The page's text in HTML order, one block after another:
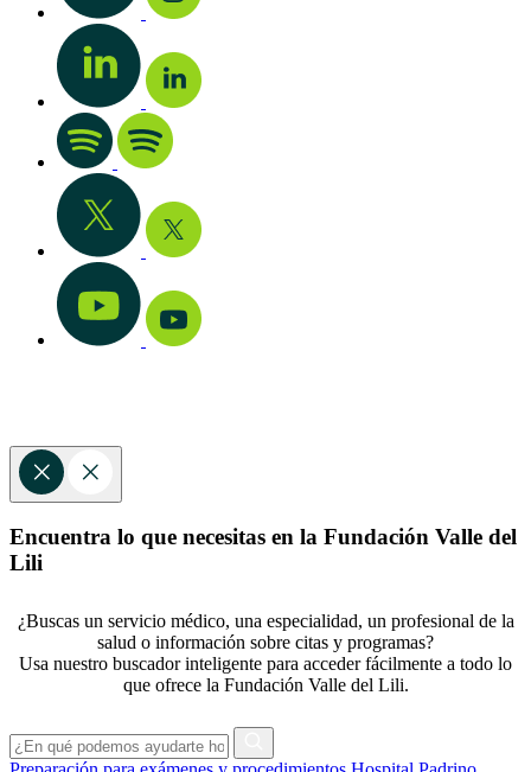
Encuentra lo que necesitas en la Fundación Valle del
Lili
¿Buscas un servicio médico, una especialidad, un profesional de la
salud o información sobre citas y programas?
Usa nuestro buscador inteligente para acceder fácilmente a todo lo
que ofrece la Fundación Valle del Lili.